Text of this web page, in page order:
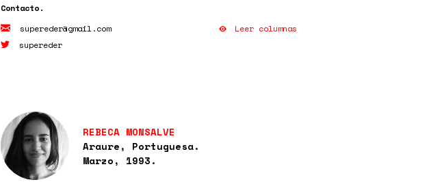
supereder@gmail.com
supereder
Leer columnas
REBECA MONSALVE
Araure, Portuguesa.
Marzo, 1993.